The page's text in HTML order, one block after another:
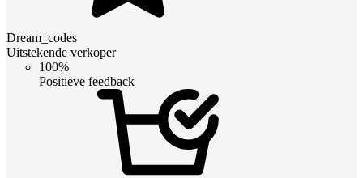
Dream_codes
Uitstekende verkoper
100%
Positieve feedback